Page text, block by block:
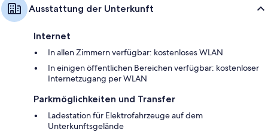
Ausstattung der Unterkunft
Internet
In allen Zimmern verfügbar: kostenloses WLAN
In einigen öffentlichen Bereichen verfügbar: kostenloser
Internetzugang per WLAN
Parkmöglichkeiten und Transfer
Ladestation für Elektrofahrzeuge auf dem
Unterkunftsgelände